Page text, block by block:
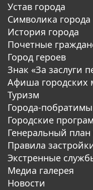
Устав города
Символика города
История города
Почетные
Город героев
Знак «За заслуги
Афиша городских
Туризм
Города-побратимы
Городские
Генеральный план
Правила
Экстренные
Медиа галерея
Новости